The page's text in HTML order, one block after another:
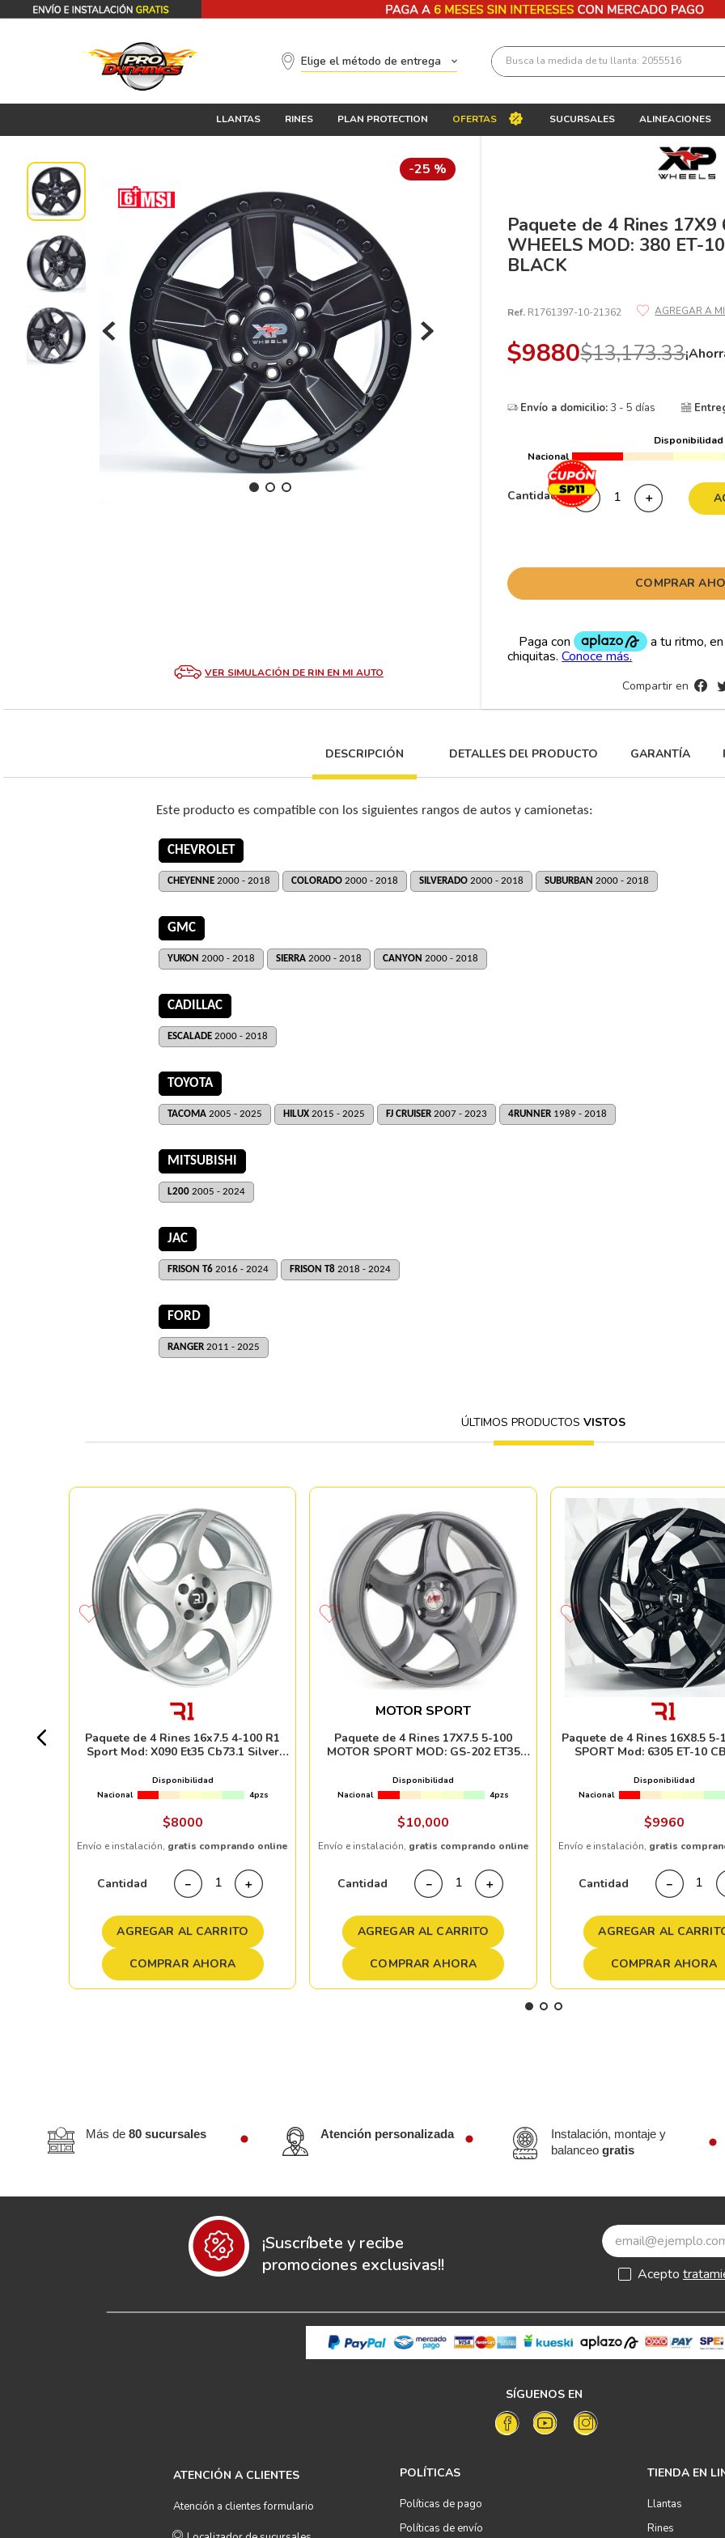
Elige el método de entrega Busca la medida de tu llanta: 2055516
LLANTAS RINES PLAN PROTECTION OFERTAS SUCURSALES ALINEACIONES
-25 %
VER SIMULACIÓN DE RIN EN MI AUTO
Paquete de 4 Rines 17X9
WHEELS MOD: 380 ET-
BLACK
Ref. R1761397-10-21362
$9880$13,173.33
Envío a domicilio:3 - 5 días
Disponibilidad
Nacional
Cantidad ＋
－
COMPRAR
Compartir en
DESCRIPCIÓN DETALLES DEl PRODUCTO GARANTÍA
Este producto es compatible con los siguientes rangos de autos y camionetas:
CHEVROLET
CHEYENNE 2000 - 2018 COLORADO 2000 - 2018 SILVERADO 2000 - 2018 SUBURBAN 2000 - 2018
GMC
YUKON 2000 - 2018 SIERRA 2000 - 2018 CANYON 2000 - 2018
CADILLAC
ESCALADE 2000 - 2018
TOYOTA
TACOMA 2005 - 2025 HILUX 2015 - 2025 FJ CRUISER 2007 - 2023 4RUNNER 1989 - 2018
MITSUBISHI
L200 2005 - 2024
JAC
FRISON T6 2016 - 2024 FRISON T8 2018 - 2024
FORD
RANGER 2011 - 2025
ÚLTIMOS PRODUCTOSVISTOS
Paquete de 4 Rines 16x7.5 4-100 R1
Sport Mod: X090 Et35 Cb73.1 Silver
Disponibilidad
Nacional
4pzs
$8000
Envío e instalación, gratis comprando online
Cantidad ＋
－
AGREGAR AL CARRITO
COMPRAR AHORA
MOTOR SPORT
Paquete de 4 Rines 17X7.5 5-100
MOTOR SPORT MOD: GS-202 ET35
Disponibilidad
Nacional
4pzs
$10,000
Envío e instalación, gratis comprando online
Cantidad ＋
－
AGREGAR AL CARRITO
COMPRAR AHORA
Paquete de 4 Rines 16X8.5 5-
SPORT Mod: 6305 ET-10
Disponibilidad
Nacional
$9960
Envío e instalación, gratis
Cantidad －
AGREGAR AL
COMPRAR AHORA
Más de 80 sucursales Atención personalizada
Instalación, montaje y
balanceogratis
¡Suscríbete y recibe
promociones exclusivas!!
Acepto
SÍGUENOS EN
ATENCIÓN A CLIENTES
Atención a clientes formulario
POLÍTICAS
Políticas de pago
Políticas de envío
TIENDA EN
Llantas
Rines
Términos más buscados